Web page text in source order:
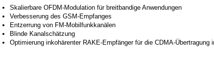
Skalierbare OFDM-Modulation für breitbandige Anwendungen
Verbesserung des GSM-Empfanges
Entzerrung von FM-Mobilfunkkanälen
Blinde Kanalschätzung
Optimierung inkohärenter RAKE-Empfänger für die CDMA-Übertragung